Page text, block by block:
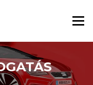
Menü